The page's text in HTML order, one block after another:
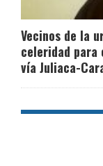
Vecinos de la
celeridad para
vía Juliaca-